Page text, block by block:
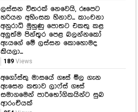
189 Views
අගෝස්තු මාසයේ ගෑස් මිල ගැන
ඇසෙන කතාව ලාෆ්ස් ගෑස්
සමාගමෙන් පාරිභෝගිකයින්ට සුබ
ආරංචියක්
254Views
එකපාරටම පාර ගිලා බහින්න අරන්!
හැටන් - කොළඹ පාරේ ගමන් ගන්නා
රියදුරන්ට දුන් නිවේදනය...
අනිවාර්යයෙන්ම මේ ගැනත්
සැළකිලිමත් වෙන්න.